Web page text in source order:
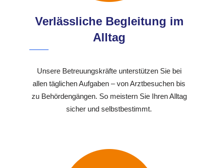
Verlässliche Begleitung im
Alltag
Unsere Betreuungskräfte unterstützen Sie bei
allen täglichen Aufgaben – von Arztbesuchen bis
zu Behördengängen. So meistern Sie Ihren Alltag
sicher und selbstbestimmt.